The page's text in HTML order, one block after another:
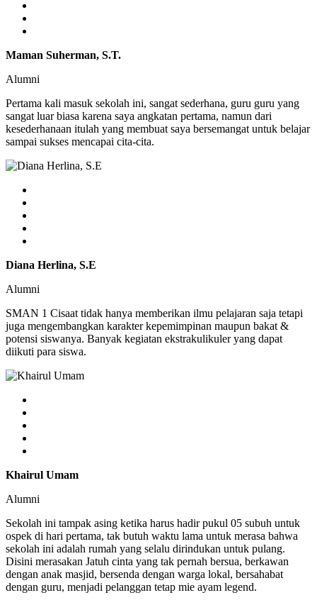
Maman Suherman, S.T.
Alumni
Pertama kali masuk sekolah ini, sangat sederhana, guru guru yang
sangat luar biasa karena saya angkatan pertama, namun dari
kesederhanaan itulah yang membuat saya bersemangat untuk belajar
sampai sukses mencapai cita-cita.
Diana Herlina, S.E
Alumni
SMAN 1 Cisaat tidak hanya memberikan ilmu pelajaran saja tetapi
juga mengembangkan karakter kepemimpinan maupun bakat &
potensi siswanya. Banyak kegiatan ekstrakulikuler yang dapat
diikuti para siswa.
Khairul Umam
Alumni
Sekolah ini tampak asing ketika harus hadir pukul 05 subuh untuk
ospek di hari pertama, tak butuh waktu lama untuk merasa bahwa
sekolah ini adalah rumah yang selalu dirindukan untuk pulang.
Disini merasakan Jatuh cinta yang tak pernah bersua, berkawan
dengan anak masjid, bersenda dengan warga lokal, bersahabat
dengan guru, menjadi pelanggan tetap mie ayam legend.